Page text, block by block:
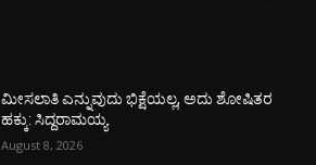
ಮೀಸಲಾತಿ ಎನ್ನುವುದು ಭಿಕ್ಷೆಯಲ್ಲ, ಅದು ಶೋಷಿತರ
ಹಕ್ಕು: ಸಿದ್ದರಾಮಯ್ಯ
August 8, 2026